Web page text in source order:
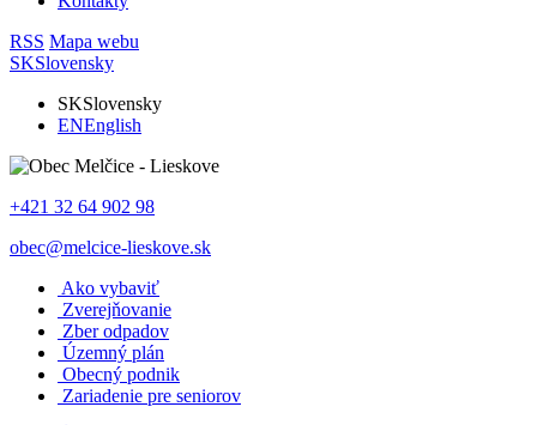
RSS Mapa webu
SKSlovensky
SKSlovensky
ENEnglish
+421 32 64 902 98
obec@melcice-lieskove.sk
Ako vybaviť
Zverejňovanie
Zber odpadov
Územný plán
Obecný podnik
Zariadenie pre seniorov